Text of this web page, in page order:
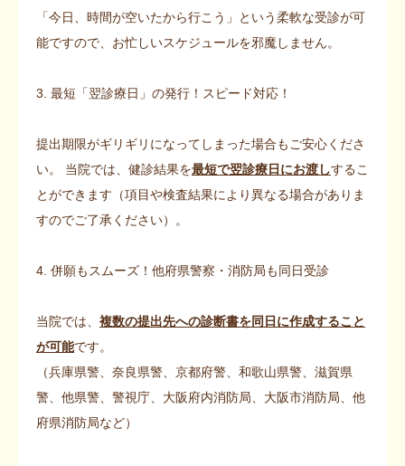
「今日、時間が空いたから行こう」という柔軟な受診が可
能ですので、お忙しいスケジュールを邪魔しません。
3. 最短「翌診療日」の発行！スピード対応！
提出期限がギリギリになってしまった場合もご安心くださ
い。 当院では、健診結果を最短で翌診療日にお渡しするこ
とができます（項目や検査結果により異なる場合がありま
すのでご了承ください）。
4. 併願もスムーズ！他府県警察・消防局も同日受診
当院では、 複数の提出先への診断書を同日に作成すること
が可能です。
（兵庫県警、奈良県警、京都府警、和歌山県警、滋賀県
警、他県警、警視庁、大阪府内消防局、大阪市消防局、他
府県消防局など）